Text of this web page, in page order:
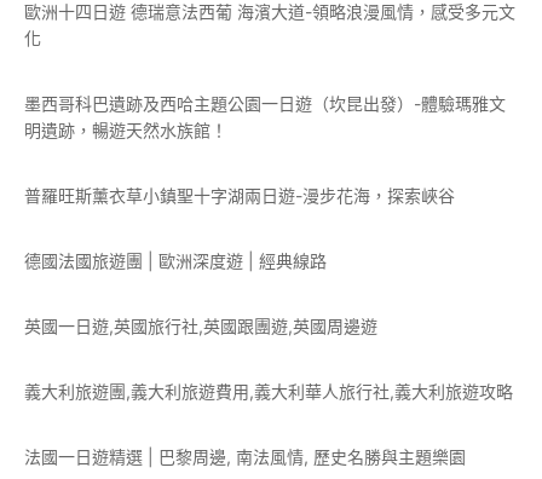
歐洲十四日遊 德瑞意法西葡 海濱大道-領略浪漫風情，感受多元文
化
墨西哥科巴遺跡及西哈主題公園一日遊（坎昆出發）-體驗瑪雅文
明遺跡，暢遊天然水族館！
普羅旺斯薰衣草小鎮聖十字湖兩日遊-漫步花海，探索峽谷
德國法國旅遊團 | 歐洲深度遊 | 經典線路
英國一日遊,英國旅行社,英國跟團遊,英國周邊遊
義大利旅遊團,義大利旅遊費用,義大利華人旅行社,義大利旅遊攻略
法國一日遊精選 | 巴黎周邊, 南法風情, 歷史名勝與主題樂園